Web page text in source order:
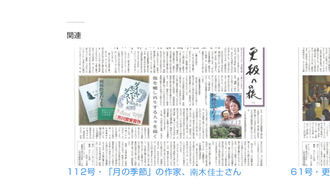
関連
112号・「月の季節」の作家、南木佳士さん 61号・更